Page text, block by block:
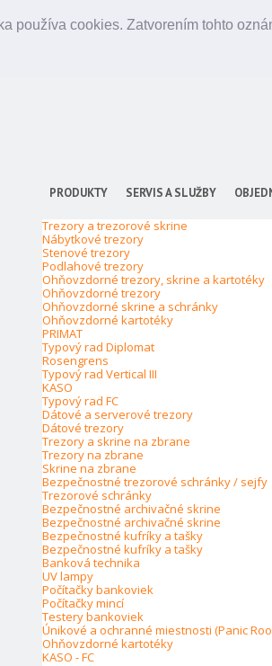
používa cookies. Zatvorením tohto
PRODUKTY SERVIS A SLUŽBY
Trezory a trezorové skrine
Nábytkové trezory
Stenové trezory
Podlahové trezory
Ohňovzdorné trezory, skrine a kartotéky
Ohňovzdorné trezory
Ohňovzdorné skrine a schránky
Ohňovzdorné kartotéky
PRIMAT
Typový rad Diplomat
Rosengrens
Typový rad Vertical III
KASO
Typový rad FC
Dátové a serverové trezory
Dátové trezory
Trezory a skrine na zbrane
Trezory na zbrane
Skrine na zbrane
Bezpečnostné trezorové schránky / sejfy
Trezorové schránky
Bezpečnostné archivačné skrine
Bezpečnostné archivačné skrine
Bezpečnostné kufríky a tašky
Bezpečnostné kufríky a tašky
Banková technika
UV lampy
Počítačky bankoviek
Počítačky mincí
Testery bankoviek
Únikové a ochranné miestnosti (Panic
Ohňovzdorné kartotéky
KASO - FC